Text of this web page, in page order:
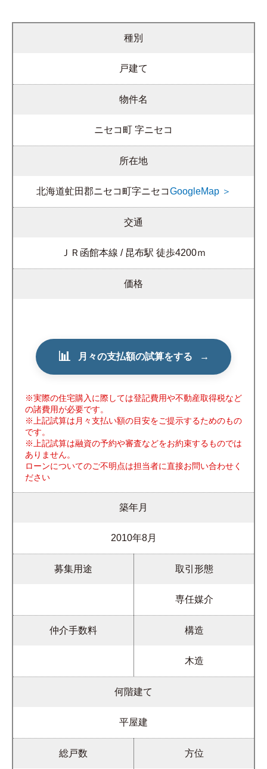
種別
戸建て
物件名
ニセコ町 字ニセコ
所在地
北海道虻田郡ニセコ町字ニセコGoogleMap ＞
交通
ＪＲ函館本線 / 昆布駅 徒歩4200ｍ
価格
📊 月々の支払額の試算をする →
※実際の住宅購入に際しては登記費用や不動産取得税など
の諸費用が必要です。
※上記試算は月々支払い額の目安をご提示するためのもの
です。
※上記試算は融資の予約や審査などをお約束するものでは
ありません。
ローンについてのご不明点は担当者に直接お問い合わせく
ださい
築年月
2010年8月
募集用途 取引形態
専任媒介
仲介手数料 構造
木造
何階建て
平屋建
総戸数 方位